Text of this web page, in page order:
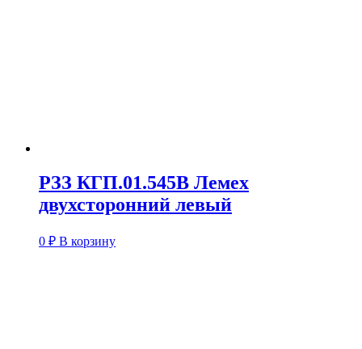
РЗЗ КГП.01.545В Лемех
двухсторонний левый
0 ₽ В корзину